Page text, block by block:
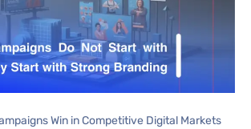
Win in Competitive Digital Markets